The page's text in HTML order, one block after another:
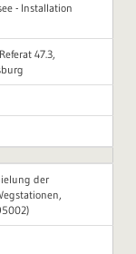
- Installation
47.3,
der